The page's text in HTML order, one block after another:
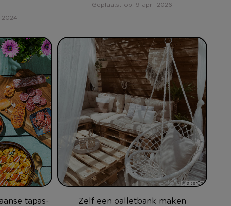
2024
Geplaatst op: 9 april 2026
tapas-
Zelf een palletbank maken